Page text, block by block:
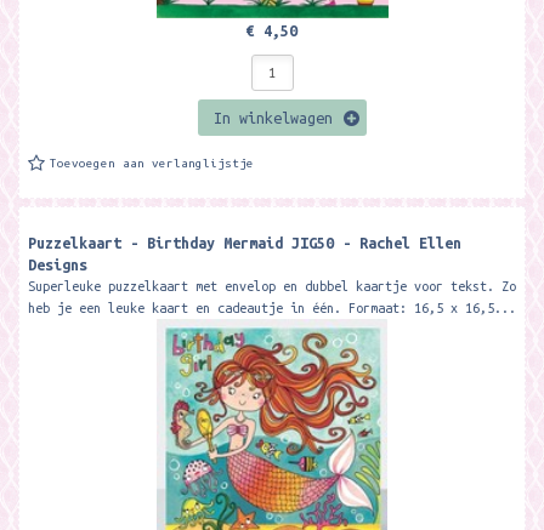
€ 4,50
In winkelwagen
Toevoegen aan verlanglijstje
Puzzelkaart - Birthday Mermaid JIG50 - Rachel Ellen
Designs
Superleuke puzzelkaart met envelop en dubbel kaartje voor tekst. Zo
heb je een leuke kaart en cadeautje in één. Formaat: 16,5 x 16,5...